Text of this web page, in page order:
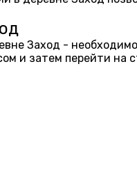
Заход -
и затем перейти